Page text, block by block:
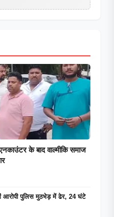
के बाद वाल्मीकि समाज
आरोपी पुलिस मुठभेड़ में ढेर, 24 घंटे